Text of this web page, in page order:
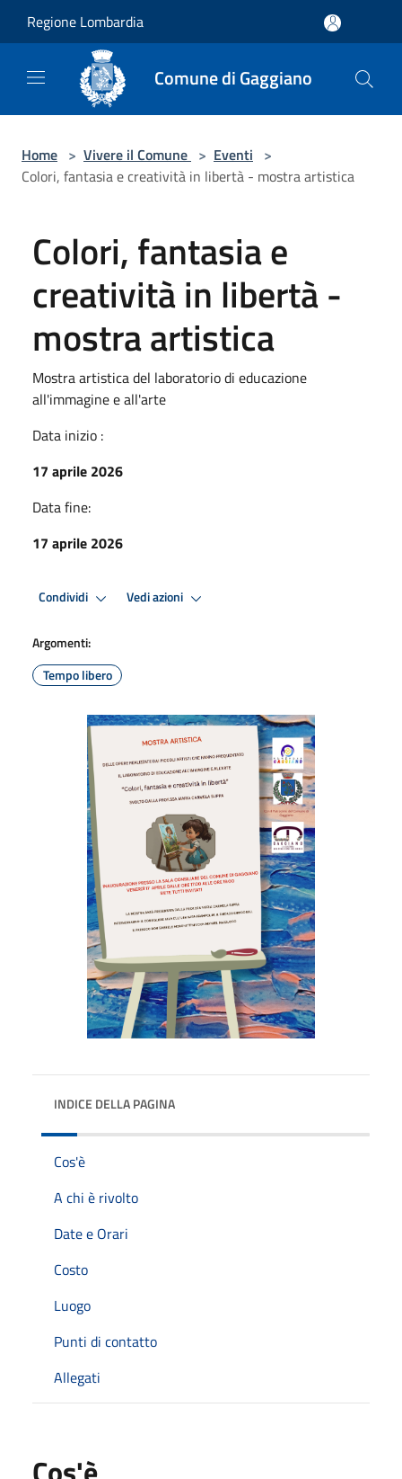
Regione Lombardia
Comune di Gaggiano
Home > Vivere il Comune > Eventi >
Colori, fantasia e creatività in libertà - mostra artistica
Colori, fantasia e
creatività in libertà -
mostra artistica
Mostra artistica del laboratorio di educazione
all'immagine e all'arte
Data inizio :
17 aprile 2026
Data fine:
17 aprile 2026
Condividi Vedi azioni
Argomenti:
Tempo libero
INDICE DELLA PAGINA
Cos'è
A chi è rivolto
Date e Orari
Costo
Luogo
Punti di contatto
Allegati